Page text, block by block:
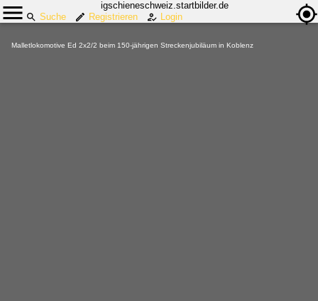
igschieneschweiz.startbilder.de
Suche
Registrieren Login
Malletlokomotive Ed 2x2/2 beim 150-jährigen Streckenjubiläum in Koblenz